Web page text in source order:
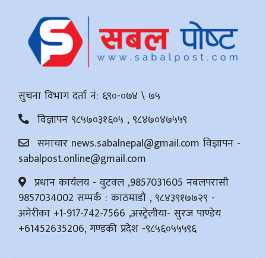
सुचना विभाग दर्ता नं: ६९०-०७४ \ ७५
विज्ञापन ९८५७०३१६०५ , ९८४७०४७५५९
समाचार news.sabalnepal@gmail.com विज्ञापन -
sabalpost.online@gmail.com
प्रधान कार्यलय - वुटवल ,9857031605 नबलपरासी
9857034002 सम्पर्क : काठमाडौ , ९८४३९१७७२९ -
अमेरीका +1-917-742-7566 ,अस्ट्रेलीया- सुरज पाण्डेय
+61452635206, गण्डकी प्रदेश -९८५६०५५५९६